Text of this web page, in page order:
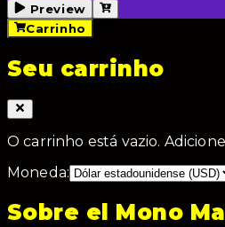
Preview
Carrinho
Seu carrinho
O carrinho está vazio.
Moneda:
Sobre el Mono